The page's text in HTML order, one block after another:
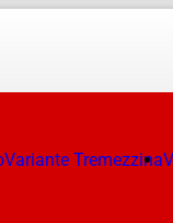
Variante Tremezzina